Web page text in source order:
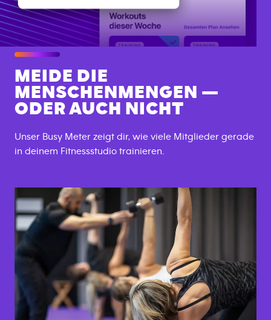
MEIDE DIE
MENSCHENMENGEN —
ODER AUCH NICHT
Unser Busy Meter zeigt dir, wie viele Mitglieder gerade
in deinem Fitnessstudio trainieren.